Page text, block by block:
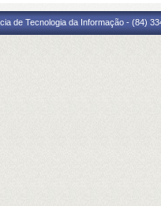
de Tecnologia da Informação - (84)